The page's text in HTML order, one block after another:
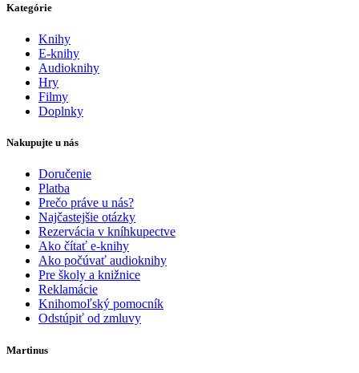
Kategórie
Knihy
E-knihy
Audioknihy
Hry
Filmy
Doplnky
Nakupujte u nás
Doručenie
Platba
Prečo práve u nás?
Najčastejšie otázky
Rezervácia v kníhkupectve
Ako čítať e-knihy
Ako počúvať audioknihy
Pre školy a knižnice
Reklamácie
Knihomoľský pomocník
Odstúpiť od zmluvy
Martinus